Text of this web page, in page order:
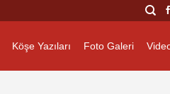
Köşe Yazıları Foto Galeri